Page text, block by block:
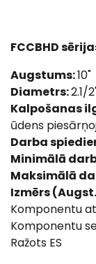
FCCBHD
Augstums:10"
Diametrs:2.1/
Kalpošanas
ūdens
Darba
Minimālā
Maksimālā
Izmērs
Komponentu
Komponentu
Ražots ES